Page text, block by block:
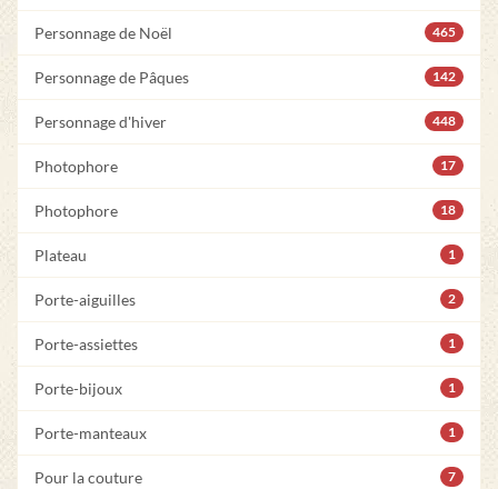
Personnage de Noël 465
Personnage de Pâques 142
Personnage d'hiver 448
Photophore 17
Photophore 18
Plateau 1
Porte-aiguilles 2
Porte-assiettes 1
Porte-bijoux 1
Porte-manteaux 1
Pour la couture 7